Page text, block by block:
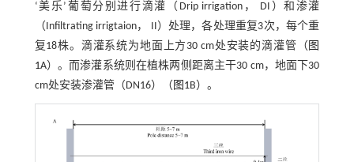
‘美乐’葡萄分别进行滴灌（Drip irrigation， DI）和渗灌
（Infiltrating irrigtaion， II）处理，各处理重复3次，每个重
复18株。滴灌系统为地面上方30 cm处安装的滴灌管（ 图
1A）。而渗灌系统则在植株两侧距离主干30 cm，地面下30
cm处安装渗灌管（DN16）（ 图1B）。